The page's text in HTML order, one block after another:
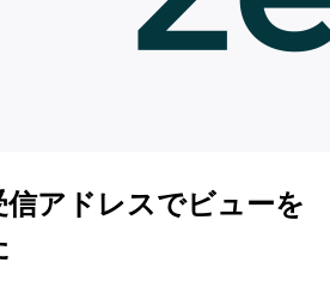
アドレスでビューを